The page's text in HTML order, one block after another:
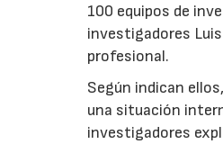
100 equipos de
investigadores
profesional.
Según indican
una situación
investigadores